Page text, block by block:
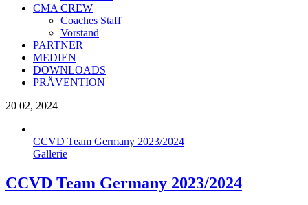
CMA CREW
Coaches Staff
Vorstand
PARTNER
MEDIEN
DOWNLOADS
PRÄVENTION
20 02, 2024
CCVD Team Germany 2023/2024
Gallerie
CCVD Team Germany 2023/2024